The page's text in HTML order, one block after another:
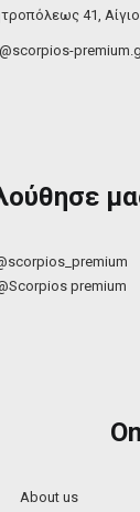
41, Αίγιο
premium
About us